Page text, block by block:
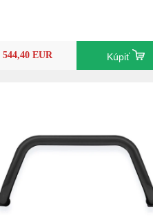
544,40 EUR Kúpiť